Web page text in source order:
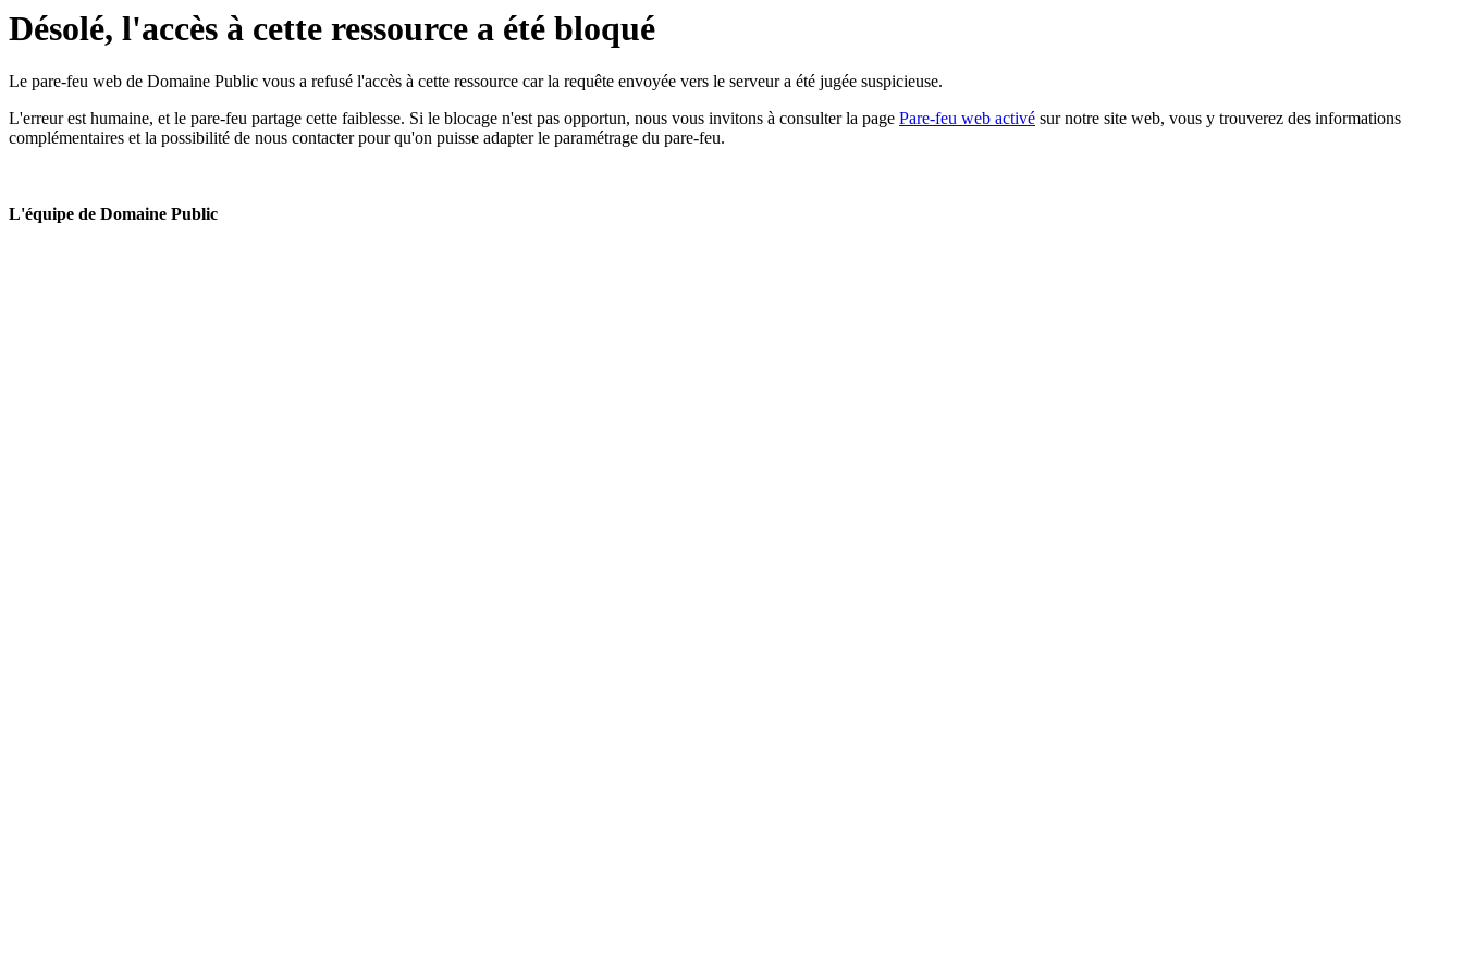
Désolé, l'accès à cette ressource a été bloqué
Le pare-feu web de Domaine Public vous a refusé l'accès à cette ressource car la requête envoyée vers le serveur a été jugée suspicieuse.
L'erreur est humaine, et le pare-feu partage cette faiblesse. Si le blocage n'est pas opportun, nous vous invitons à consulter la page Pare-feu web activé sur notre site web, vous y trouverez des informations
complémentaires et la possibilité de nous contacter pour qu'on puisse adapter le paramétrage du pare-feu.
L'équipe de Domaine Public